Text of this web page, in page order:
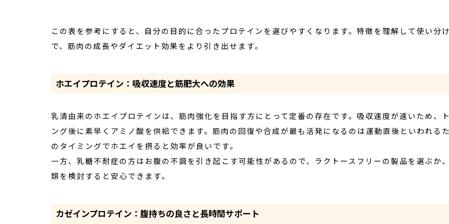
この表を参考にすると、自分の目的に合ったプロテインを選びやすくなります。特徴を理解して使い分
で、筋肉の成長やダイエット効果をより引き出せます。
ホエイプロテイン：吸収速度と筋肥大への効果
乳清由来のホエイプロテインは、筋肉強化を目指す方にとって定番の存在です。吸収速度が速いため、
ング後に素早くアミノ酸を供給できます。筋肉の回復や合成が最も活発になるのは運動直後といわれる
のタイミングでホエイを摂ると効率が良いです。
一方、乳糖不耐症の方はお腹の不調を引き起こす可能性があるので、ラクトースフリーの製品を選ぶか
類を検討すると安心できます。
カゼインプロテイン：腹持ちの良さと長時間サポート